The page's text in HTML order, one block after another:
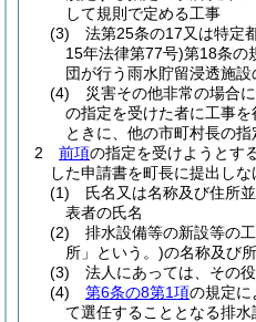
して規則で定める工事
(3)
法第25条の17又は特定
15年法律第77号)第18条の
団が行う雨水貯留浸透施
(4)
災害その他非常の場合
の指定を受けた者に工事
ときに、他の市町村長の
2
前項の指定を受けようとす
した申請書を町長に提出しな
(1)
氏名又は名称及び住所
表者の氏名
(2)
排水設備等の新設等の
所」という。)の名称及び
(3)
法人にあっては、その
(4)
第6条の8第1項の規定に
て選任することとなる排